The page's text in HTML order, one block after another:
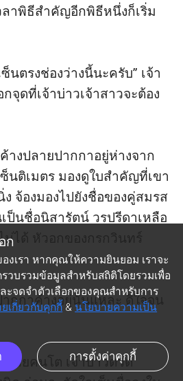
ก
งเรา หากคุณให้ความยินยอม เราจะ
รวบรวมข้อมูลสำหรับสถิติโดยรวมเพื่อ
ะจดจำตัวเลือกของคุณสำหรับการ
เกี่ยวกับคุกกี้ &นโยบายความเป็น
การตั้งค่าคุกกี้
าพิธีสำคัญอีกพิธีหนึ่งก็เริ่ม
นตรงช่องว่างนี้นะครับ” เจ้า
จุดที่เจ้าบ่าวเจ้าสาวจะต้อง
างปลายปากกาอยู่ห่างจาก
นติเมตร มองดูใบสำคัญที่เขา
จ้องมองไปยังชื่อของคู่สมรส
ป็นชื่อนิสารัตน์ วรปรีดาเหลือ
ได้ หัวอกของกรกวินทร์
กกาค้างอยู่นั่นแหละ ดีใจจน
ชายคนโต เจ้าบ่าวตวัด